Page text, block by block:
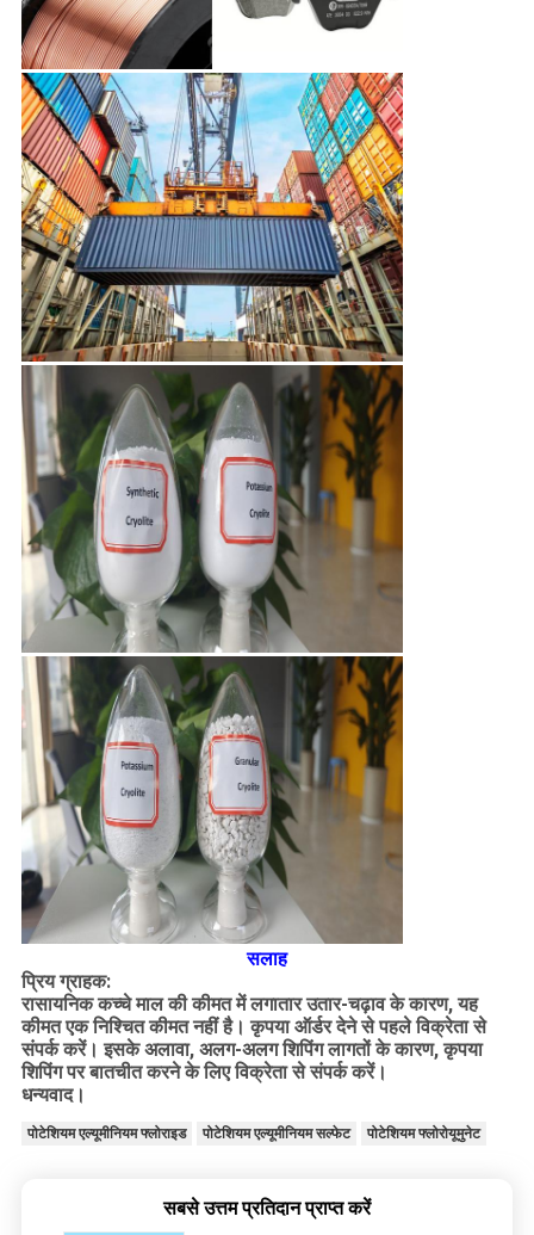
सलाह
प्रिय ग्राहक:
रासायनिक कच्चे माल की कीमत में लगातार उतार-चढ़ाव के कारण, यह
कीमत एक निश्चित कीमत नहीं है। कृपया ऑर्डर देने से पहले विक्रेता से
संपर्क करें। इसके अलावा, अलग-अलग शिपिंग लागतों के कारण, कृपया
शिपिंग पर बातचीत करने के लिए विक्रेता से संपर्क करें।
धन्यवाद।
पोटेशियम एल्यूमीनियम फ्लोराइड पोटेशियम एल्यूमीनियम सल्फेट पोटेशियम फ्लोरोयूमुनेट
सबसे उत्तम प्रतिदान प्राप्त करें